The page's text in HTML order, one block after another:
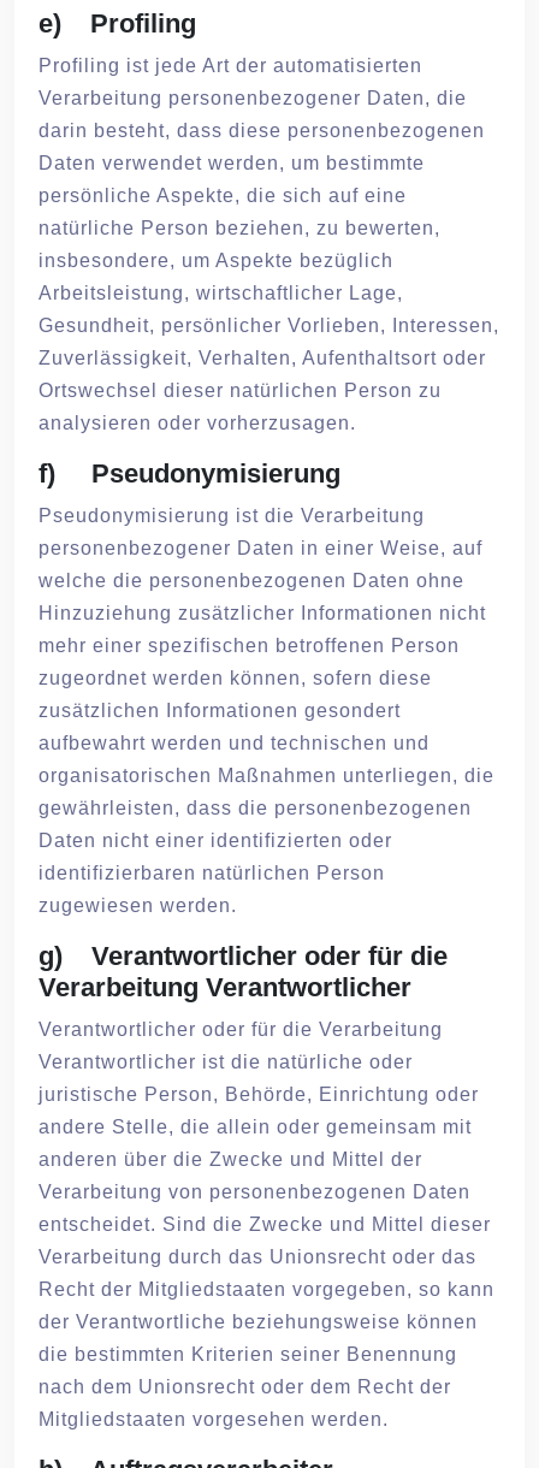
e) Profiling
Profiling ist jede Art der automatisierten
Verarbeitung personenbezogener Daten, die
darin besteht, dass diese personenbezogenen
Daten verwendet werden, um bestimmte
persönliche Aspekte, die sich auf eine
natürliche Person beziehen, zu bewerten,
insbesondere, um Aspekte bezüglich
Arbeitsleistung, wirtschaftlicher Lage,
Gesundheit, persönlicher Vorlieben, Interessen,
Zuverlässigkeit, Verhalten, Aufenthaltsort oder
Ortswechsel dieser natürlichen Person zu
analysieren oder vorherzusagen.
f) Pseudonymisierung
Pseudonymisierung ist die Verarbeitung
personenbezogener Daten in einer Weise, auf
welche die personenbezogenen Daten ohne
Hinzuziehung zusätzlicher Informationen nicht
mehr einer spezifischen betroffenen Person
zugeordnet werden können, sofern diese
zusätzlichen Informationen gesondert
aufbewahrt werden und technischen und
organisatorischen Maßnahmen unterliegen, die
gewährleisten, dass die personenbezogenen
Daten nicht einer identifizierten oder
identifizierbaren natürlichen Person
zugewiesen werden.
g) Verantwortlicher oder für die
Verarbeitung Verantwortlicher
Verantwortlicher oder für die Verarbeitung
Verantwortlicher ist die natürliche oder
juristische Person, Behörde, Einrichtung oder
andere Stelle, die allein oder gemeinsam mit
anderen über die Zwecke und Mittel der
Verarbeitung von personenbezogenen Daten
entscheidet. Sind die Zwecke und Mittel dieser
Verarbeitung durch das Unionsrecht oder das
Recht der Mitgliedstaaten vorgegeben, so kann
der Verantwortliche beziehungsweise können
die bestimmten Kriterien seiner Benennung
nach dem Unionsrecht oder dem Recht der
Mitgliedstaaten vorgesehen werden.